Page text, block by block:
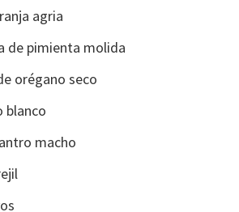
agria
de pimienta molida
orégano seco
blanco
macho